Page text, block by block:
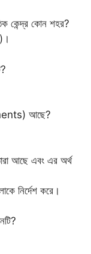
কেন্দ্র কোন শহর?
আছে?
আছে এবং এর অর্থ
নির্দেশ করে।